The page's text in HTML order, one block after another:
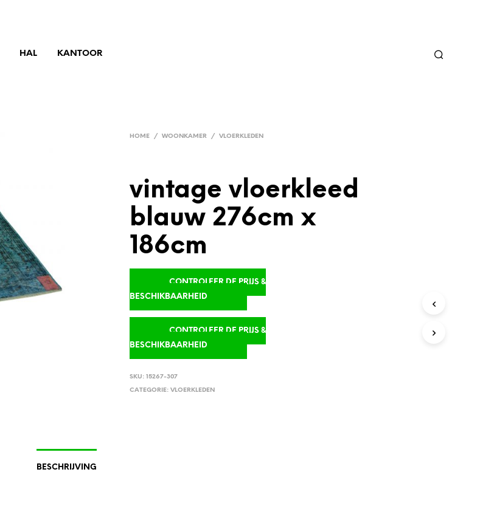
HAL KANTOOR
HOME / WOONKAMER / VLOERKLEDEN
vintage vloerkleed
blauw 276cm x
186cm
CONTROLEER DE PRIJS &
BESCHIKBAARHEID
CONTROLEER DE PRIJS &
BESCHIKBAARHEID
SKU:15267-307
CATEGORIE:VLOERKLEDEN
BESCHRIJVING